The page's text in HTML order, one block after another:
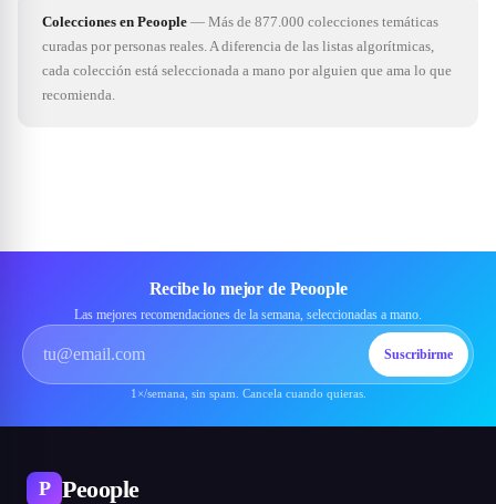
Colecciones en Peoople — Más de 877.000 colecciones temáticas
curadas por personas reales. A diferencia de las listas algorítmicas,
cada colección está seleccionada a mano por alguien que ama lo que
recomienda.
Recibe lo mejor de Peoople
Las mejores recomendaciones de la semana, seleccionadas a mano.
Suscribirme
1×/semana, sin spam. Cancela cuando quieras.
P Peoople